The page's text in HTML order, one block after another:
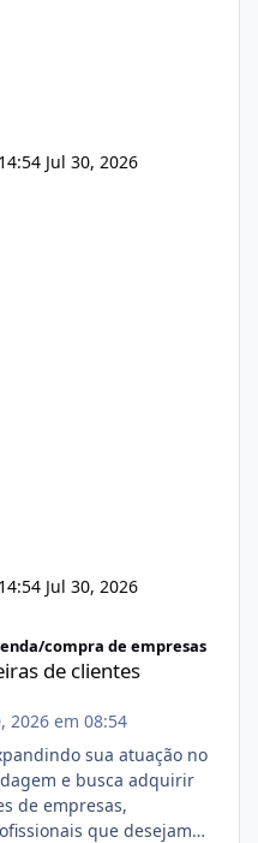
Jul 30, 2026
Jul 30, 2026
compra de empresas
de clientes
2026 em 08:54
sua atuação no
e busca adquirir
de empresas,
que desejam